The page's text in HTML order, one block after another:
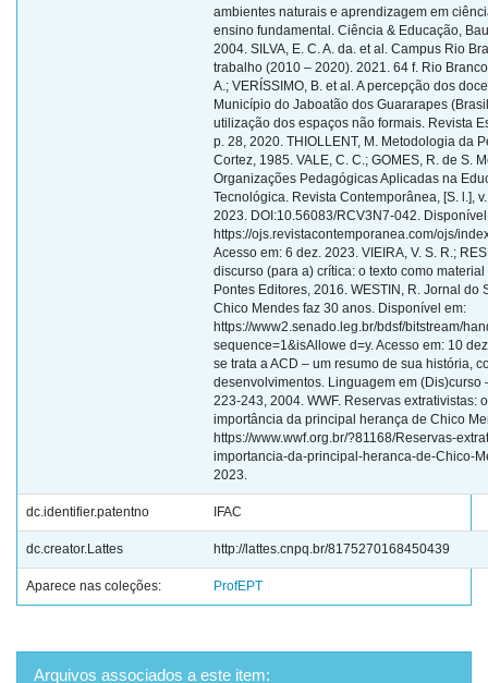
dc.identifier.patentno IFAC
dc.creator.Lattes http://lattes.cnpq.br/8175270168450439
Aparece nas coleções: ProfEPT
Arquivos associados a este item: